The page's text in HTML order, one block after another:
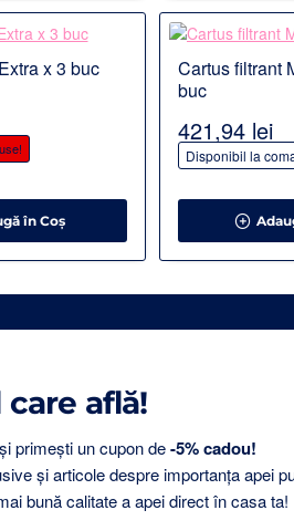
x 3 buc
în Coş
Detalii
Cartus filtrant
buc
Disponibil la
421,94 lei
află!
primești un cupon de-5% cadou!
și articole despre importanța apei
bună calitate a apei direct în casa ta!